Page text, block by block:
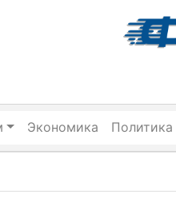
Экономика Политика